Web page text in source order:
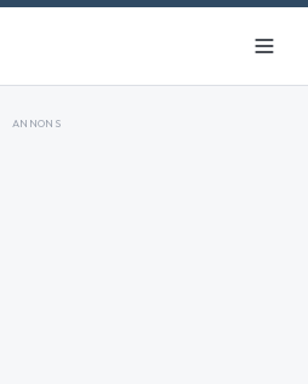
ANNONS